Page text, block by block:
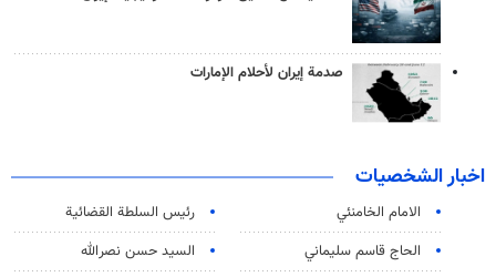
صدمة إيران لأحلام الإمارات
اخبار الشخصيات
الامام الخامنئي
رئیس السلطة القضائیة
الحاج قاسم سليماني
السيد حسن نصرالله